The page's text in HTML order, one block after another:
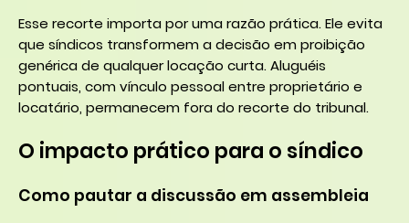
Esse recorte importa por uma razão prática. Ele evita
que síndicos transformem a decisão em proibição
genérica de qualquer locação curta. Aluguéis
pontuais, com vínculo pessoal entre proprietário e
locatário, permanecem fora do recorte do tribunal.
O impacto prático para o síndico
Como pautar a discussão em assembleia